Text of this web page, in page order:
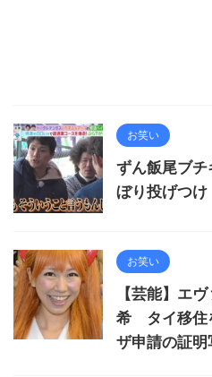
お笑い
ずん飯尾ブチ
ぼり投げつけ
お笑い
【芸能】エ
希 タイ移
ザ申請の証明